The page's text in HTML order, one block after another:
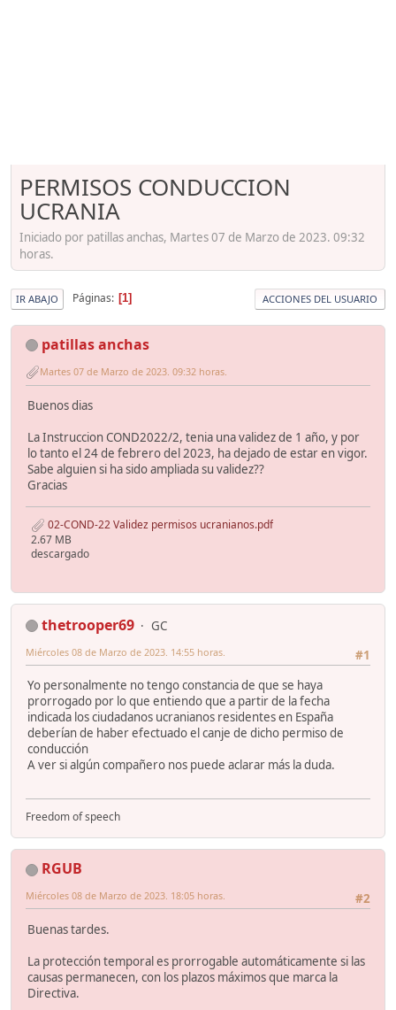
PERMISOS CONDUCCION
UCRANIA
Iniciado por patillas anchas, Martes 07 de Marzo de 2023. 09:32
horas.
IR ABAJO Páginas 1 ACCIONES DEL USUARIO
patillas anchas
Martes 07 de Marzo de 2023. 09:32 horas.
Buenos dias
La Instruccion COND2022/2, tenia una validez de 1 año, y por
lo tanto el 24 de febrero del 2023, ha dejado de estar en vigor.
Sabe alguien si ha sido ampliada su validez??
Gracias
02-COND-22 Validez permisos ucranianos.pdf
2.67 MB
descargado
thetrooper69
GC
#1
Miércoles 08 de Marzo de 2023. 14:55 horas.
Yo personalmente no tengo constancia de que se haya
prorrogado por lo que entiendo que a partir de la fecha
indicada los ciudadanos ucranianos residentes en España
deberían de haber efectuado el canje de dicho permiso de
conducción
A ver si algún compañero nos puede aclarar más la duda.
Freedom of speech
RGUB
#2
Miércoles 08 de Marzo de 2023. 18:05 horas.
Buenas tardes.
La protección temporal es prorrogable automáticamente si las
causas permanecen, con los plazos máximos que marca la
Directiva.